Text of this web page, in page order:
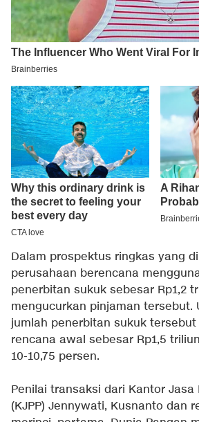
Dalam prospektus ringkas yang
perusahaan berencana
penerbitan sukuk sebesar Rp1,2
mengucurkan pinjaman tersebut.
jumlah penerbitan sukuk
rencana awal sebesar Rp1,5
10-10,75 persen.
Penilai transaksi dari Kantor Jasa
(KJPP) Jennywati, Kusnanto dan